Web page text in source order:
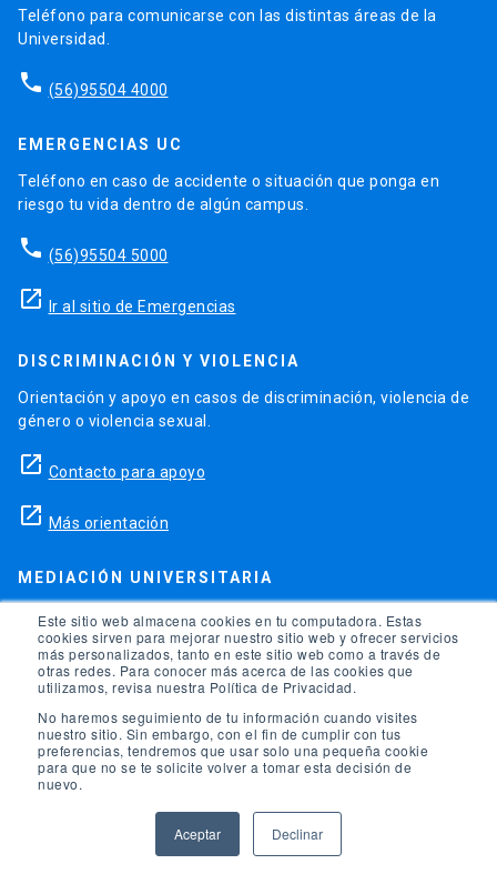
Este sitio web almacena cookies en tu computadora. Estas
cookies sirven para mejorar nuestro sitio web y ofrecer servicios
más personalizados, tanto en este sitio web como a través de
otras redes. Para conocer más acerca de las cookies que
utilizamos, revisa nuestra Política de Privacidad.
No haremos seguimiento de tu información cuando visites
nuestro sitio. Sin embargo, con el fin de cumplir con tus
preferencias, tendremos que usar solo una pequeña cookie
para que no se te solicite volver a tomar esta decisión de
nuevo.
Aceptar Declinar
Teléfono para comunicarse con las distintas áreas de la
Universidad.
phone (56)95504 4000
EMERGENCIAS UC
Teléfono en caso de accidente o situación que ponga en
riesgo tu vida dentro de algún campus.
phone (56)95504 5000
launch Ir al sitio de Emergencias
DISCRIMINACIÓN Y VIOLENCIA
Orientación y apoyo en casos de discriminación, violencia de
género o violencia sexual.
launch Contacto para apoyo
launch Más orientación
MEDIACIÓN UNIVERSITARIA
Teléfonos para orientación y consejo si se ha vulnerado
alguno de tus derechos en la universidad.
phone (56)95504 1691
phone (56)95504 1247
launch Ir a la Oficina de Ombuds UC